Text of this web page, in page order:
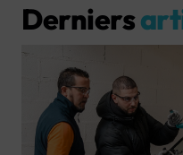
Derniers